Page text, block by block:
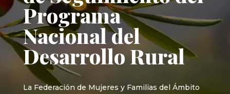
Programa
Nacional del
Desarrollo Rural
La Federación de Mujeres y Familias del Ámbito